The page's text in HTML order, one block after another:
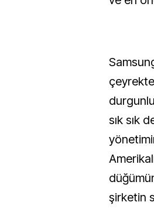
sık sık
şirketin